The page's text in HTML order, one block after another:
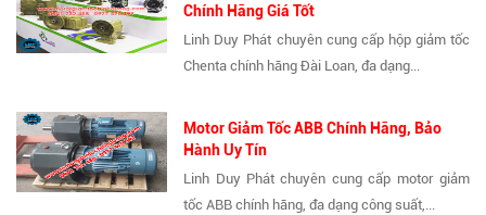
Chính Hãng Giá Tốt
Linh Duy Phát chuyên cung cấp hộp giảm tốc
Chenta chính hãng Đài Loan, đa dạng...
Motor Giảm Tốc ABB Chính Hãng, Bảo
Hành Uy Tín
Linh Duy Phát chuyên cung cấp motor giảm
tốc ABB chính hãng, đa dạng công suất,...